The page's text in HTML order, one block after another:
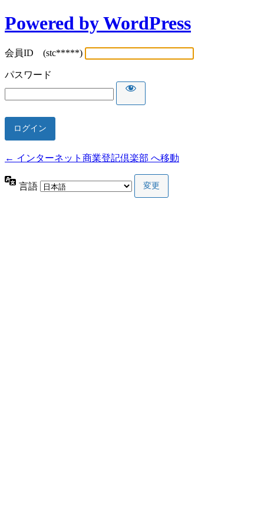
Powered by WordPress
会員ID (stc*****)
パスワード
← インターネット商業登記倶楽部 へ移動
言語